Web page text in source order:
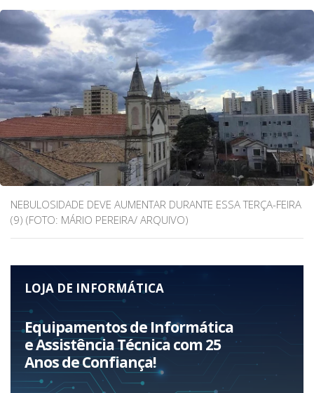
NEBULOSIDADE DEVE AUMENTAR DURANTE ESSA TERÇA-FEIRA
(9) (FOTO: MÁRIO PEREIRA/ ARQUIVO)
LOJA DE INFORMÁTICA
Equipamentos de Informática
e Assistência Técnica com 25
Anos de Confiança!